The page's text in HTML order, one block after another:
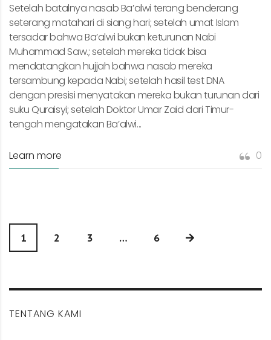
Setelah batalnya nasab Ba’alwi terang benderang
seterang matahari di siang hari; setelah umat Islam
tersadar bahwa Ba’alwi bukan keturunan Nabi
Muhammad Saw.; setelah mereka tidak bisa
mendatangkan hujjah bahwa nasab mereka
tersambung kepada Nabi; setelah hasil test DNA
dengan presisi menyatakan mereka bukan turunan dari
suku Quraisyi; setelah Doktor Umar Zaid dari Timur-
tengah mengatakan Ba’alwi...
Learn more 0
1 2 3 … 6
TENTANG KAMI